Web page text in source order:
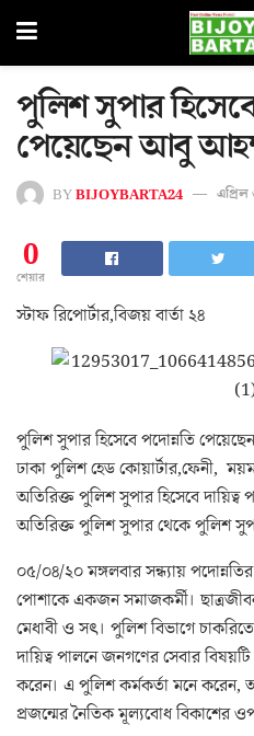
পুলিশ সুপার
পেয়েছেন আবু
BYBIJOYBARTA24
0
শেয়ার
স্টাফ রিপোর্টার,বিজয় বার্তা ২৪
পুলিশ সুপার হিসেবে পদোন্নতি
ঢাকা পুলিশ হেড কোয়ার্টার,ফেনী,
অতিরিক্ত পুলিশ সুপার হিসেবে
অতিরিক্ত পুলিশ সুপার থেকে পুলিশ
০৫/০৪/২০ মঙ্গলবার সন্ধ্যায়
পোশাকে একজন সমাজকর্মী।
মেধাবী ও সৎ। পুলিশ বিভাগে
দায়িত্ব পালনে জনগণের সেবার
করেন। এ পুলিশ কর্মকর্তা মনে
প্রজন্মের নৈতিক মূল্যবোধ বিকাশের